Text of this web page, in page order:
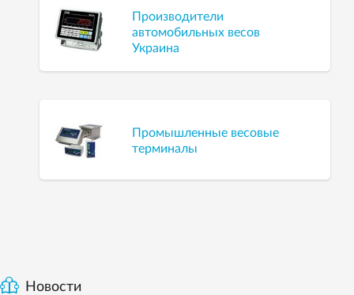
Производители
автомобильных весов
Украина
Промышленные весовые
терминалы
Новости